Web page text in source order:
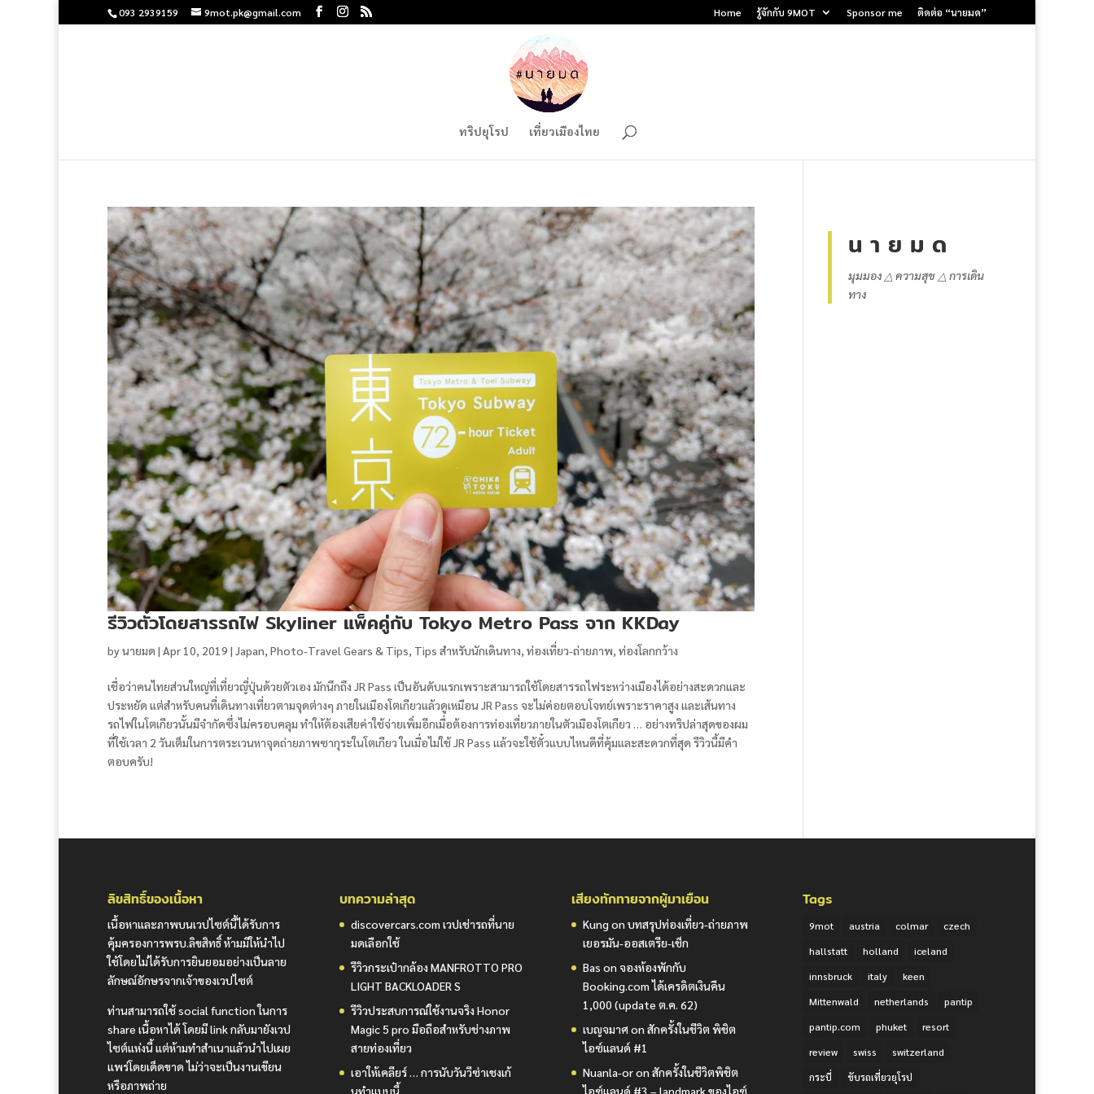
093 2939159 9mot.pk@gmail.com Home รู้จักกับ 9MOT Sponsor me ติดต่อ “นายมด”
ทริปยุโรป เที่ยวเมืองไทย
รีวิวตั๋วโดยสารรถไฟ Skyliner แพ็คคู่กับ Tokyo Metro Pass จาก KKDay
byนายมด | Apr 10, 2019 | Japan, Photo-Travel Gears & Tips, Tips สำหรับนักเดินทาง, ท่องเที่ยว-ถ่ายภาพ, ท่องโลกกว้าง
เชื่อว่าคนไทยส่วนใหญ่ที่เที่ยวญี่ปุ่นด้วยตัวเอง มักนึกถึง JR Pass เป็นอันดับแรกเพราะสามารถใช้โดยสารรถไฟระหว่างเมืองได้อย่างสะดวกและ
ประหยัด แต่สำหรับคนที่เดินทางเที่ยวตามจุดต่างๆ ภายในเมืองโตเกียวแล้วดูเหมือน JR Pass จะไม่ค่อยตอบโจทย์เพราะราคาสูง และเส้นทาง
รถไฟในโตเกียวนั้นมีจำกัดซึ่งไม่ครอบคลุม ทำให้ต้องเสียค่าใช้จ่ายเพิ่มอีกเมื่อต้องการท่องเที่ยวภายในตัวเมืองโตเกียว … อย่างทริปล่าสุดของผม
ที่ใช้เวลา 2 วันเต็มในการตระเวนหาจุดถ่ายภาพซากุระในโตเกียว ในเมื่อไม่ใช้ JR Pass แล้วจะใช้ตั๋วแบบไหนดีที่คุ้มและสะดวกที่สุด รีวิวนี้มีคำ
ตอบครับ!
น า ย ม ด
มุมมอง △ ความสุข △ การเดิน
ทาง
ลิขสิทธิ์ของเนื้อหา
เนื้อหาและภาพบนเวปไซต์นี้ได้รับการ
คุ้มครองการพรบ.ลิขสิทธิ์ ห้ามมิให้นำไป
ใช้โดยไม่ได้รับการยินยอมอย่างเป็นลาย
ลักษณ์อักษรจากเจ้าของเวปไซต์
ท่านสามารถใช้ social function ในการ
share เนื้อหาได้ โดยมี link กลับมายังเวป
ไซต์แห่งนี้ แต่ห้ามทำสำเนาแล้วนำไปเผย
แพร่โดยเด็ดขาด ไม่ว่าจะเป็นงานเขียน
หรือภาพถ่าย
บทความล่าสุด
discovercars.com เวปเช่ารถที่นาย
มดเลือกใช้
รีวิวกระเป๋ากล้อง MANFROTTO PRO
LIGHT BACKLOADER S
รีวิวประสบการณ์ใช้งานจริง Honor
Magic 5 pro มือถือสำหรับช่างภาพ
สายท่องเที่ยว
เอาให้เคลียร์ … การนับวันวีซ่าเชงเก้
นทำแบบนี้
เสียงทักทายจากผู้มาเยือน
Kung on บทสรุปท่องเที่ยว-ถ่ายภาพ
เยอรมัน-ออสเตรีย-เช็ก
Bas on จองห้องพักกับ
Booking.com ได้เครดิตเงินคืน
1,000 (update ต.ค. 62)
เบญจมาศon สักครั้งในชีวิต พิชิต
ไอซ์แลนด์ #1
Nuanla-oron สักครั้งในชีวิตพิชิต
ไอซ์แลนด์ #3 – landmark ของไอซ์
Tags
9mot austria colmar
czech
hallstatt
holland
iceland
innsbruck
italy
keen
Mittenwald
netherlands
pantip
pantip.com
phuket
resort
review
swiss
switzerland
กระบี่
ขับรถเที่ยวยุโรป